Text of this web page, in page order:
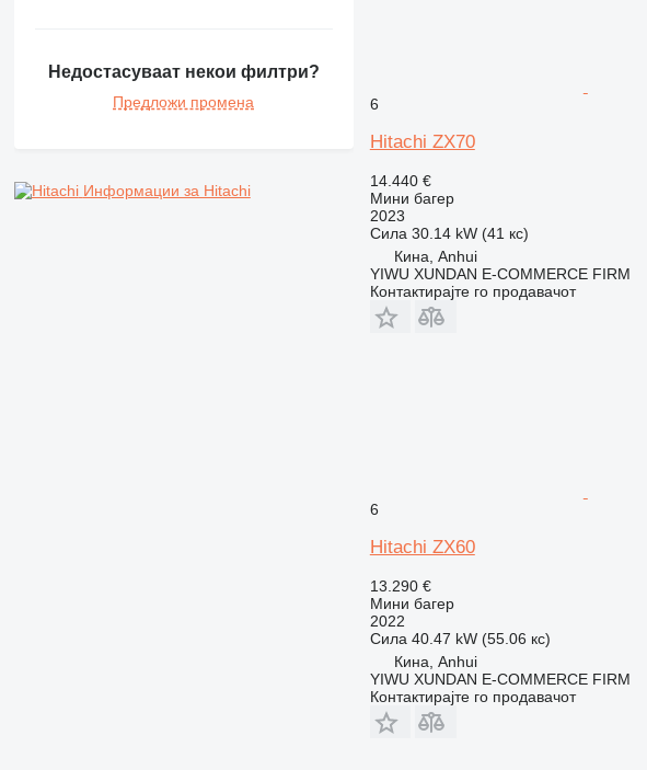
Недостасуваат некои филтри?
Предложи промена
Информации за Hitachi
6
Hitachi ZX70
14.440 €
Мини багер
2023
Сила 30.14 kW (41 кс)
Кина, Anhui
YIWU XUNDAN E-COMMERCE FIRM
Контактирајте го продавачот
6
Hitachi ZX60
13.290 €
Мини багер
2022
Сила 40.47 kW (55.06 кс)
Кина, Anhui
YIWU XUNDAN E-COMMERCE FIRM
Контактирајте го продавачот